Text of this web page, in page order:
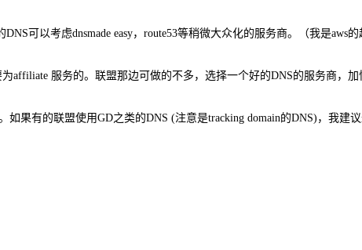
可以考虑dnsmade easy，route53等稍微大众化的服务商。（我是aws的
affiliate 服务的。联盟那边可做的不多，选择一个好的DNS的服务商，加
果有的联盟使用GD之类的DNS (注意是tracking domain的DNS)，我建议